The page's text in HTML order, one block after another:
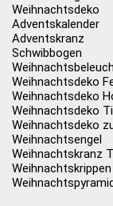
Weihnachtsdeko
Adventskalender
Adventskranz
Schwibbogen
Weihnachtsdeko
Weihnachtsdeko
Weihnachtsdeko
Weihnachtsdeko
Weihnachtsengel
Weihnachtskranz
Weihnachtskrippen